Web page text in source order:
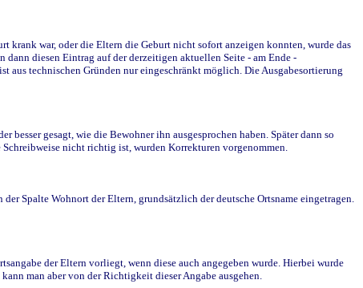
krank war, oder die Eltern die Geburt nicht sofort anzeigen konnten, wurde das
diesen Eintrag auf der derzeitigen aktuellen Seite - am Ende -
aus technischen Gründen nur eingeschränkt möglich. Die Ausgabesortierung
gesagt, wie die Bewohner ihn ausgesprochen haben. Später dann so
nicht richtig ist, wurden Korrekturen vorgenommen.
Spalte Wohnort der Eltern, grundsätzlich der deutsche Ortsname eingetragen.
der Eltern vorliegt, wenn diese auch angegeben wurde. Hierbei wurde
man aber von der Richtigkeit dieser Angabe ausgehen.